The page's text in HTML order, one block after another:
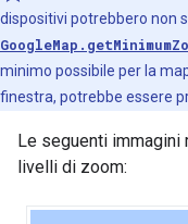
dispositivi potrebbero non
minimo possibile per la
finestra, potrebbe essere
Le seguenti
livelli di zoom: